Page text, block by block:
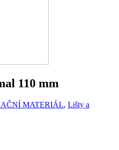
110 mm
MATERIÁL, Lišty a